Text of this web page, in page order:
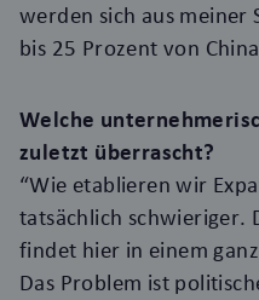
werden sich aus meiner
bis 25 Prozent von
Welche
zuletzt überrascht?
“Wie etablieren wir
tatsächlich schwieriger.
findet hier in einem
Das Problem ist